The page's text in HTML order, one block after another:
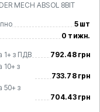
MECH ABSOL 8BIT
5 шт
0 тижн.
1+ з ПДВ
792.48 грн
10+ з
733.78 грн
50+ з
704.43 грн